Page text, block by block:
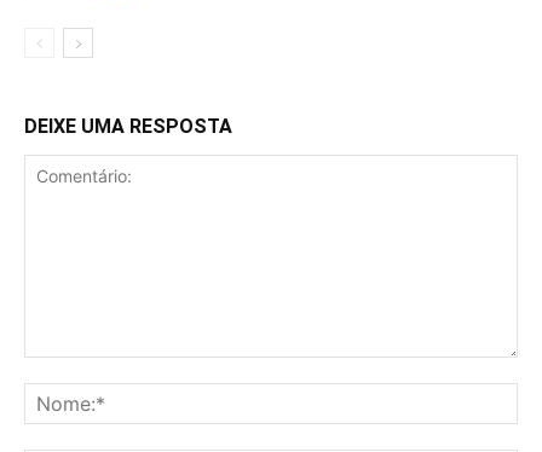
DEIXE UMA RESPOSTA